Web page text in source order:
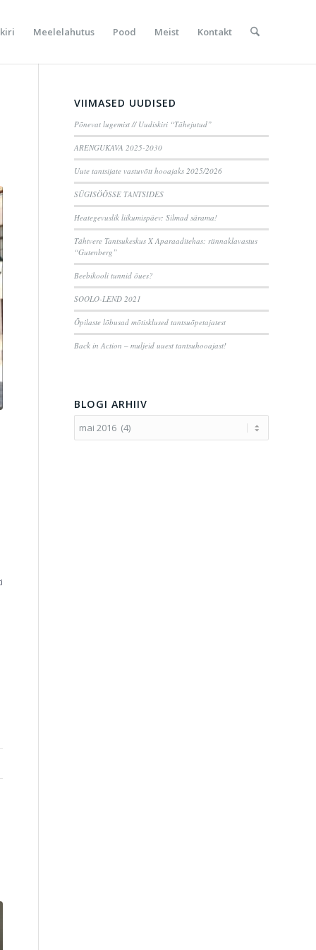
Meelelahutus Pood Meist Kontakt
VIIMASED UUDISED
Põnevat lugemist // Uudiskiri “Tähejutud”
ARENGUKAVA 2025-2030
Uute tantsijate vastuvõtt hooajaks 2025/2026
SÜGISÖÖSSE TANTSIDES
Heategevuslik liikumispäev: Silmad särama!
Tähtvere Tantsukeskus X Aparaaditehas: rännaklavastus
“Gutenberg”
Beebikooli tunnid õues?
SOOLO-LEND 2021
Õpilaste lõbusad mõtisklused tantsuõpetajatest
Back in Action – muljeid uuest tantsuhooajast!
BLOGI ARHIIV